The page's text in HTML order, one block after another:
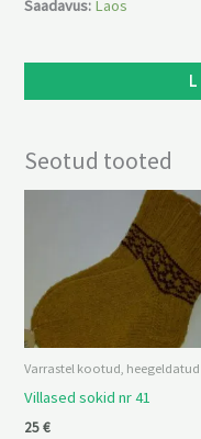
Saadavus: Laos
Seotud tooted
Varrastel kootud, heegeldatud
Villased sokid nr 41
25€